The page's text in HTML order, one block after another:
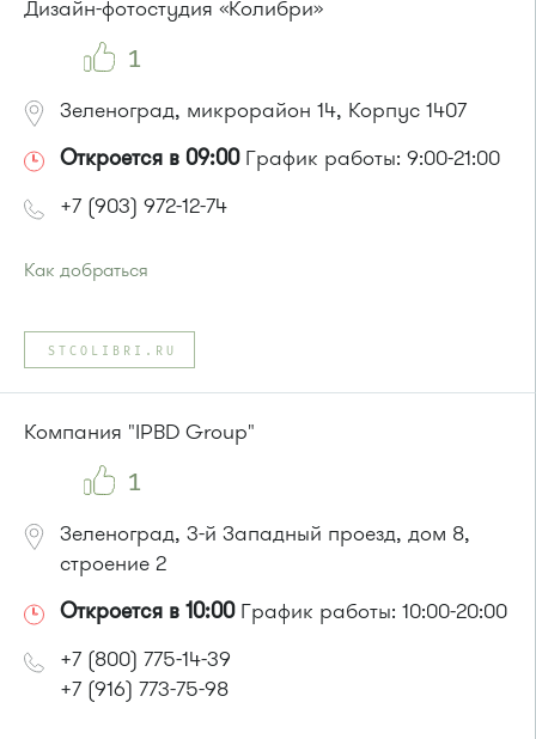
или до остановки"10-й микрорайон":
Автобус № 4, 9.
Маршрутка № 721м
Дизайн-фотостудия «Колибри»
1
Зеленоград, микрорайон 14, Корпус 1407
Откроется в 09:00График работы: 9:00-21:00
+7 (903) 972-12-74
Как добраться
Автобусы № 14, 18, 19, 400к.
Маршрутка № 164, 419м
или до остановки"Стекловолокно":
Маршрутка № 495, 497
STCOLIBRI.RU
Компания "IPBD Group"
1
Зеленоград, 3-й Западный проезд, дом 8,
строение 2
Откроется в 10:00График работы: 10:00-20:00
+7 (800) 775-14-39
+7 (916) 773-75-98